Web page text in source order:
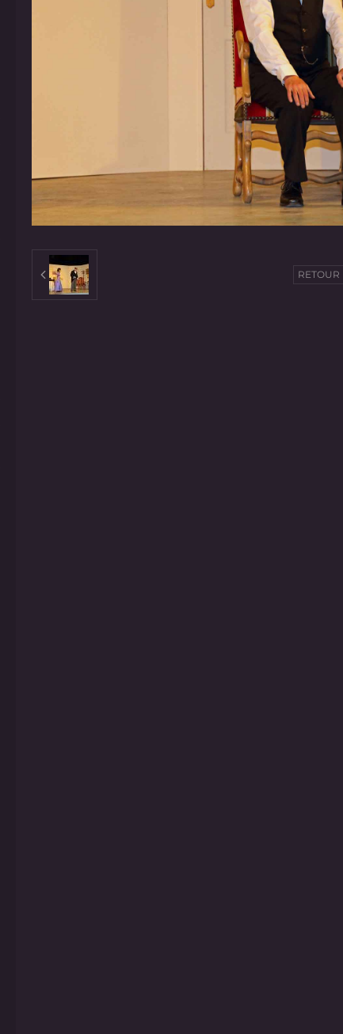
RETOUR